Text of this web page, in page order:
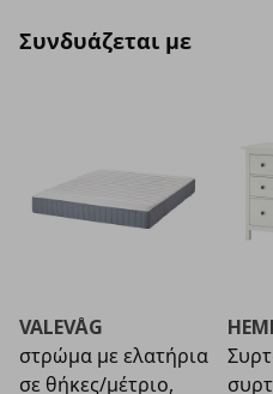
Συνδυάζεται με
VALEVÅG
στρώμα με ελατήρια
σε θήκες/μέτριο,